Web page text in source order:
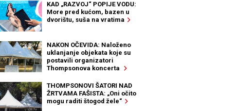
KAD „RAZVOJ“ POPIJE VODU:
More pred kućom, bazen u
dvorištu, suša na vratima
NAKON OČEVIDA: Naloženo
uklanjanje objekata koje su
postavili organizatori
Thompsonova koncerta
THOMPSONOVI ŠATORI NAD
ŽRTVAMA FAŠISTA: „Oni očito
mogu raditi štogod žele“